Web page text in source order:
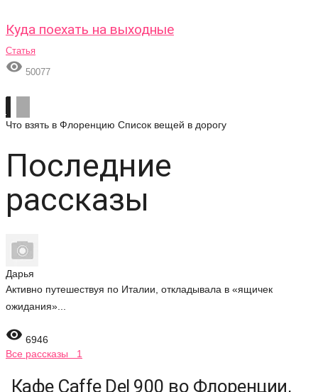
Куда поехать на выходные
Статья
 50077
Что взять в Флоренцию Список вещей в дорогу
Последние
рассказы
Дарья
Активно путешествуя по Италии, откладывала в «ящичек
ожидания»...
 6946
Все рассказы 1
Кафе Caffe Del 900 во Флоренции,